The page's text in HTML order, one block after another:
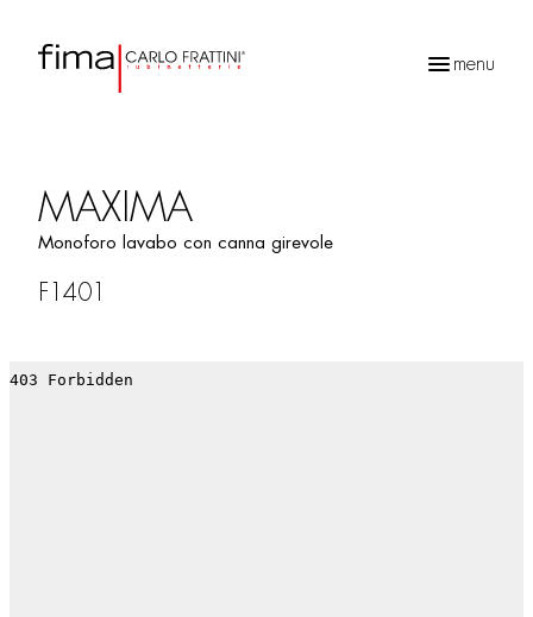
menu
MAXIMA
Monoforo lavabo con canna girevole
F1401